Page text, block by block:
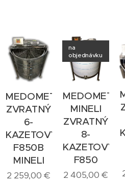
MEDOMET
ZVRATNÝ
6-
KAZETOVÝ
F850B
MINELI
2 259,00 €
MEDOMET
MINELI
ZVRATNÝ
8-
KAZETOVÝ
F850
na
objednávku
2 405,00 €